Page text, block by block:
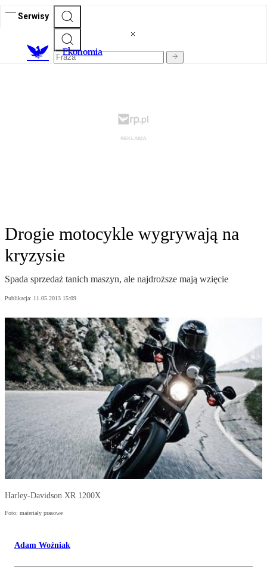
Serwisy
Ekonomia
Drogie motocykle wygrywają na
kryzysie
Spada sprzedaż tanich maszyn, ale najdroższe mają wzięcie
Publikacja: 11.05.2013 15:09
Harley-Davidson XR 1200X
Foto: materiały prasowe
Adam Woźniak